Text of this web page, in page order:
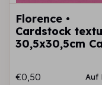
Florence •
Cardstock
30,5x30,5cm
€0,50 Auf